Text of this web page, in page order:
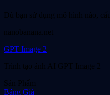
Dù bạn sử dụng mô hình nào,
nanobanana.net
GPT Image 2
Trình tạo ảnh AI GPT Image 2
Sản Phẩm
Bảng Giá